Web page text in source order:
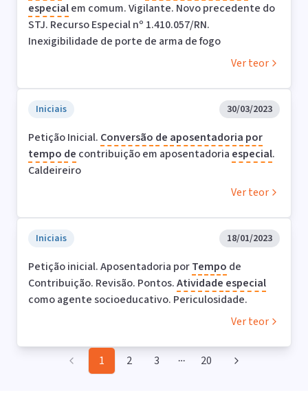
especialem comum. Vigilante. Novo precedente do
STJ. Recurso Especial nº 1.410.057/RN.
Inexigibilidade de porte de arma de fogo
Ver teor
Iniciais 30/03/2023
Petição Inicial. Conversão de aposentadoria por
tempo de contribuição em aposentadoria especial.
Caldeireiro
Ver teor
Iniciais 18/01/2023
Petição inicial. Aposentadoria porTempo de
Contribuição. Revisão. Pontos.Atividade especial
como agente socioeducativo. Periculosidade.
Ver teor
1 2 3 More pages
20